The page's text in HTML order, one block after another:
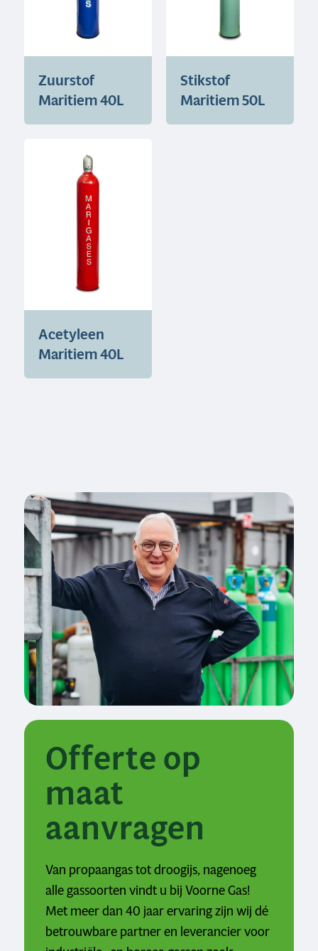
Zuurstof
Maritiem 40L
Stikstof
Maritiem 50L
Acetyleen
Maritiem 40L
Offerte op
maat
aanvragen
Van propaangas tot droogijs, nagenoeg
alle gassoorten vindt u bij Voorne Gas!
Met meer dan 40 jaar ervaring zijn wij dé
betrouwbare partner en leverancier voor